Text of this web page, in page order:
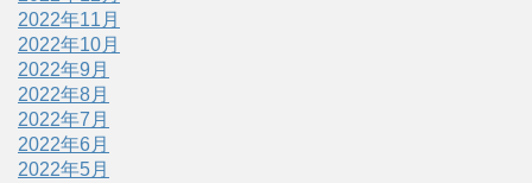
2022年11月
2022年10月
2022年9月
2022年8月
2022年7月
2022年6月
2022年5月